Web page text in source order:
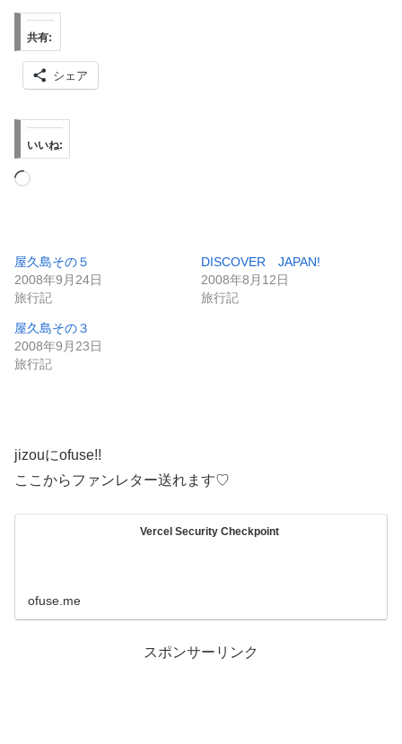
共有:
シェア
いいね:
読
み
中…
屋久島その５
2008年9月24日
旅行記
DISCOVER JAPAN!
2008年8月12日
旅行記
屋久島その３
2008年9月23日
旅行記
jizouにofuse!!
ここからファンレター送れます♡
Vercel Security Checkpoint
ofuse.me
スポンサーリンク